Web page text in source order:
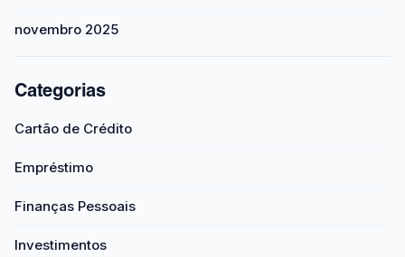
novembro 2025
Categorias
Cartão de Crédito
Empréstimo
Finanças Pessoais
Investimentos